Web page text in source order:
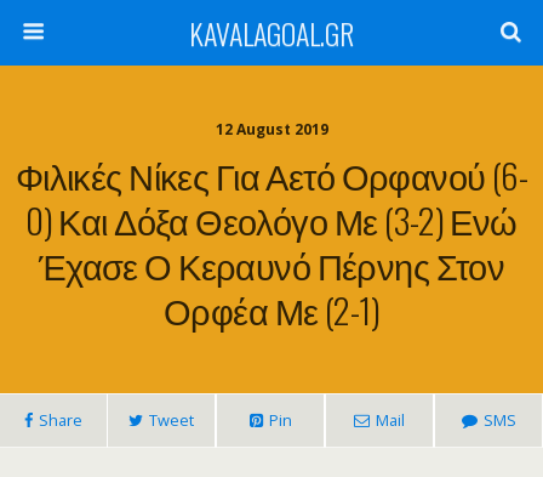
KAVALAGOAL.GR
12 August 2019
Φιλικές Νίκες Για Αετό Ορφανού (6-
0) Και Δόξα Θεολόγο Με (3-2) Ενώ
Έχασε Ο Κεραυνό Πέρνης Στον
Ορφέα Με (2-1)
Share Tweet Pin Mail SMS